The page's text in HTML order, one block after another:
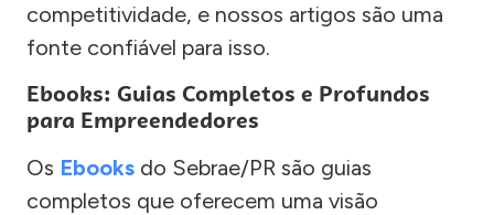
competitividade, e nossos artigos são uma
fonte confiável para isso.
Ebooks: Guias Completos e Profundos
para Empreendedores
Os Ebooks do Sebrae/PR são guias
completos que oferecem uma visão